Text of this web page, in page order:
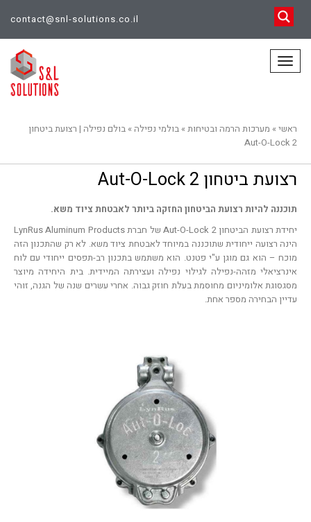
contact@snl-solutions.co.il
תפריט
ראשי» מערכות הרמה ובטיחות»בולמי נפילה »בולם נפילה | רצועת ביטחון
Aut-O-Lock 2
רצועת ביטחון Aut-O-Lock 2
תוכננה להיות רצועת הביטחון החזקה ביותר לאבטחת ציוד משא.
יחידת רצועת הביטחון Aut-O-Lock 2 של חברת LynRus Aluminum Products
הינה רצועה ייחודית שתוכננה במיוחד לאבטחת ציוד משא. לא רק שהתכנון הזה
מוכח – הוא גם מוגן ע"י פטנט. הוא משתמש בתכנון רב-תפסים ייחודי עם לוח
אינרציאלי מזהה-נפילה לגילוי נפילה ועצירתה המיידית. בית היחידה מיוצר
מסגסוגת אלומיניום מחוסמת בעלת חוזק גבוה. אחרי עשרים שנה של הגנה, זוהי
עדיין הבחירה מספר אחת.